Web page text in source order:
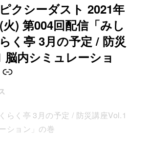
クシーダスト 2021年
) 第004回配信「みし
く亭 3月の予定 / 防災
脳内シミュレーショ
らく亭 3月の予定 / 防災講座Vol.1
ション」の巻